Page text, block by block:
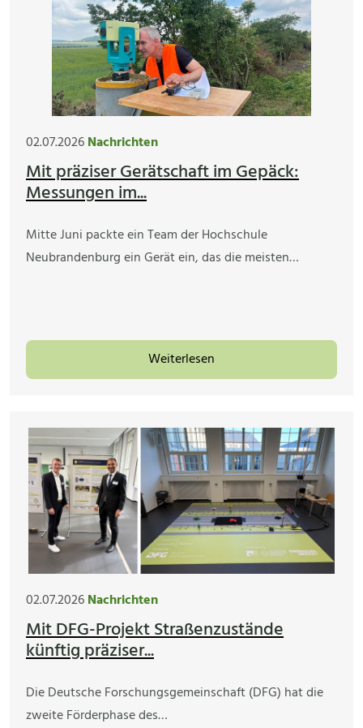
02.07.2026Nachrichten
Mit präziser Gerätschaft im Gepäck:
Messungen im...
Mitte Juni packte ein Team der Hochschule
Neubrandenburg ein Gerät ein, das die meisten…
Weiterlesen
02.07.2026Nachrichten
Mit DFG-Projekt Straßenzustände
künftig präziser...
Die Deutsche Forschungsgemeinschaft (DFG) hat die
zweite Förderphase des…